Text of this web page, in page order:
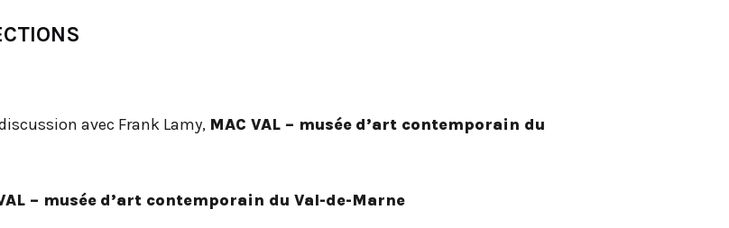
avec Frank Lamy, MAC VAL – musée d’art contemporain du
– musée d’art contemporain du Val-de-Marne